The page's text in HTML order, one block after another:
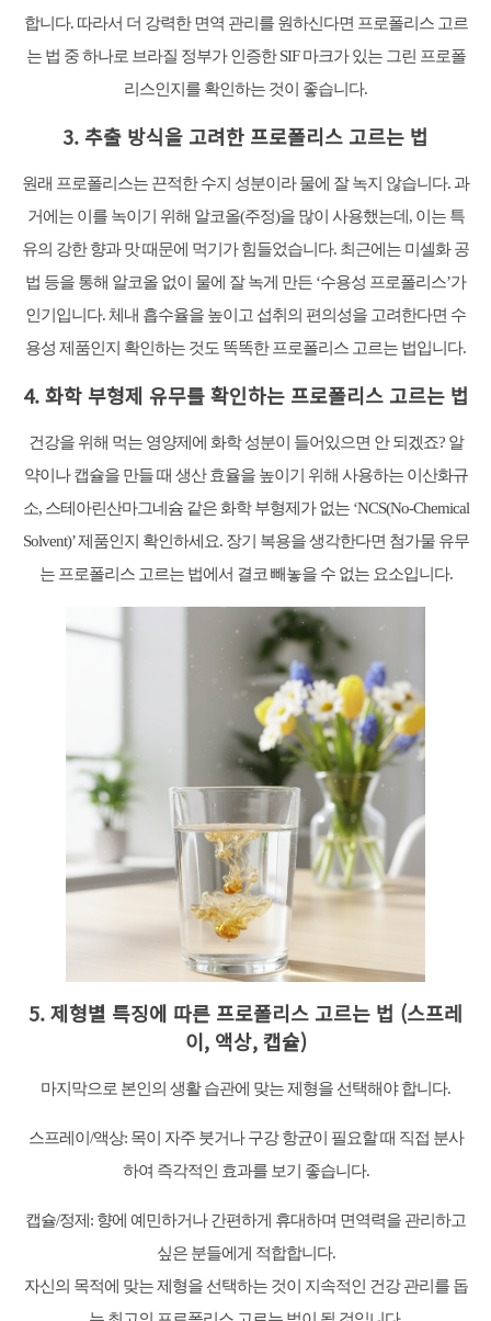
합니다. 따라서 더 강력한 면역 관리를 원하신다면 프로폴리스 고르
는 법 중 하나로 브라질 정부가 인증한 SIF 마크가 있는 그린 프로폴
리스인지를 확인하는 것이 좋습니다.
3. 추출 방식을 고려한 프로폴리스 고르는 법
원래 프로폴리스는 끈적한 수지 성분이라 물에 잘 녹지 않습니다. 과
거에는 이를 녹이기 위해 알코올(주정)을 많이 사용했는데, 이는 특
유의 강한 향과 맛 때문에 먹기가 힘들었습니다. 최근에는 미셀화 공
법 등을 통해 알코올 없이 물에 잘 녹게 만든 ‘수용성 프로폴리스’가
인기입니다. 체내 흡수율을 높이고 섭취의 편의성을 고려한다면 수
용성 제품인지 확인하는 것도 똑똑한 프로폴리스 고르는 법입니다.
4. 화학 부형제 유무를 확인하는 프로폴리스 고르는 법
건강을 위해 먹는 영양제에 화학 성분이 들어있으면 안 되겠죠? 알
약이나 캡슐을 만들 때 생산 효율을 높이기 위해 사용하는 이산화규
소, 스테아린산마그네슘 같은 화학 부형제가 없는 ‘NCS(No-Chemical
Solvent)’ 제품인지 확인하세요. 장기 복용을 생각한다면 첨가물 유무
는 프로폴리스 고르는 법에서 결코 빼놓을 수 없는 요소입니다.
5. 제형별 특징에 따른 프로폴리스 고르는 법 (스프레
이, 액상, 캡슐)
마지막으로 본인의 생활 습관에 맞는 제형을 선택해야 합니다.
스프레이/액상: 목이 자주 붓거나 구강 항균이 필요할 때 직접 분사
하여 즉각적인 효과를 보기 좋습니다.
캡슐/정제: 향에 예민하거나 간편하게 휴대하며 면역력을 관리하고
싶은 분들에게 적합합니다.
자신의 목적에 맞는 제형을 선택하는 것이 지속적인 건강 관리를 돕